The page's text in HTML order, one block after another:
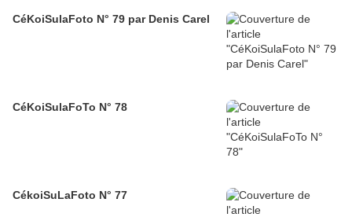
CéKoiSulaFoto N° 79 par Denis Carel
CéKoiSulaFoTo N° 78
CékoiSuLaFoto N° 77